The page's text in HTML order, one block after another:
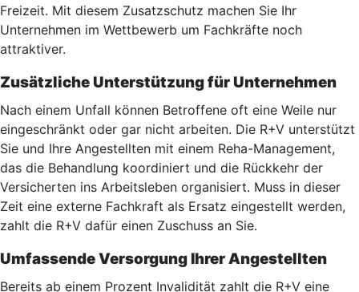
Freizeit. Mit diesem Zusatzschutz machen Sie Ihr
Unternehmen im Wettbewerb um Fachkräfte noch
attraktiver.
Zusätzliche Unterstützung für Unternehmen
Nach einem Unfall können Betroffene oft eine Weile nur
eingeschränkt oder gar nicht arbeiten. Die R+V unterstützt
Sie und Ihre Angestellten mit einem Reha-Management,
das die Behandlung koordiniert und die Rückkehr der
Versicherten ins Arbeitsleben organisiert. Muss in dieser
Zeit eine externe Fachkraft als Ersatz eingestellt werden,
zahlt die R+V dafür einen Zuschuss an Sie.
Umfassende Versorgung Ihrer Angestellten
Bereits ab einem Prozent Invalidität zahlt die R+V eine